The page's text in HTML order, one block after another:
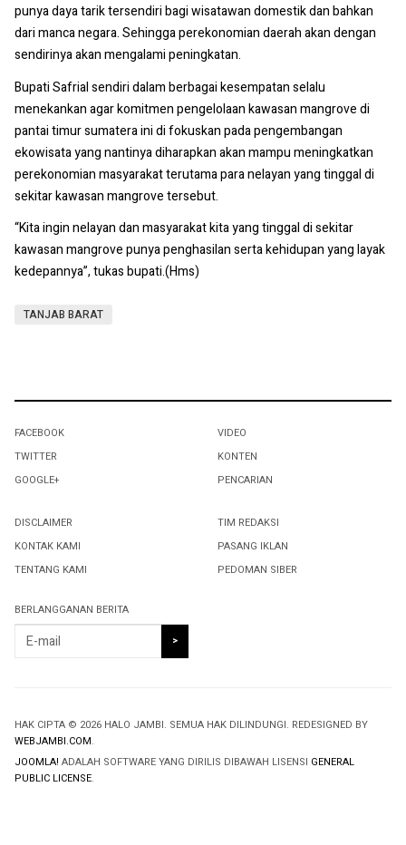
punya daya tarik tersendiri bagi wisatawan domestik dan bahkan
dari manca negara. Sehingga perekonomian daerah akan dengan
sendirinya akan mengalami peningkatan.
Bupati Safrial sendiri dalam berbagai kesempatan selalu
menekankan agar komitmen pengelolaan kawasan mangrove di
pantai timur sumatera ini di fokuskan pada pengembangan
ekowisata yang nantinya diharapkan akan mampu meningkatkan
perekonomian masyarakat terutama para nelayan yang tinggal di
sekitar kawasan mangrove tersebut.
“Kita ingin nelayan dan masyarakat kita yang tinggal di sekitar
kawasan mangrove punya penghasilan serta kehidupan yang layak
kedepannya”, tukas bupati.(Hms)
TANJAB BARAT
FACEBOOK
TWITTER
GOOGLE+
VIDEO
KONTEN
PENCARIAN
DISCLAIMER
KONTAK KAMI
TENTANG KAMI
TIM REDAKSI
PASANG IKLAN
PEDOMAN SIBER
BERLANGGANAN BERITA
HAK CIPTA © 2026 HALO JAMBI. SEMUA HAK DILINDUNGI. REDESIGNED BY
WEBJAMBI.COM.
JOOMLA! ADALAH SOFTWARE YANG DIRILIS DIBAWAH LISENSI GENERAL
PUBLIC LICENSE.